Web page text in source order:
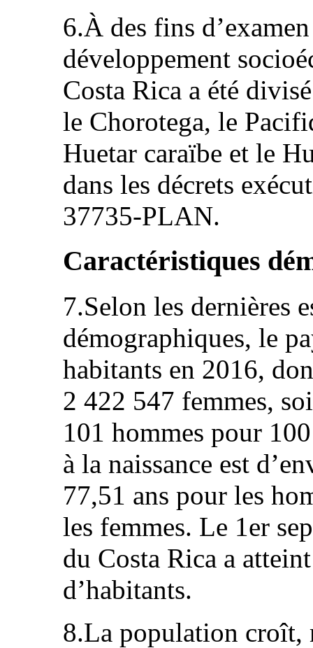
6.À des fins
développement
Costa Rica a été
le Chorotega, le
Huetar caraïbe et le
dans les décrets
37735-PLAN.
Caractéristiques
7.Selon les dernières
démographiques, le
habitants en 2016,
2 422 547 femmes,
101 hommes pour
à la naissance est
77,51 ans pour les
les femmes. Le 1er
du Costa Rica a
d’habitants.
8.La population croît,